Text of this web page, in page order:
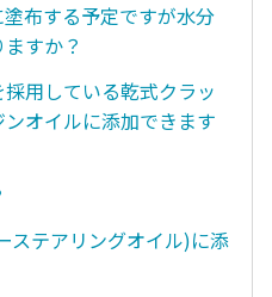
布する予定ですが水分
すか？
用している乾式クラッ
オイルに添加できます
ステアリングオイル)に添